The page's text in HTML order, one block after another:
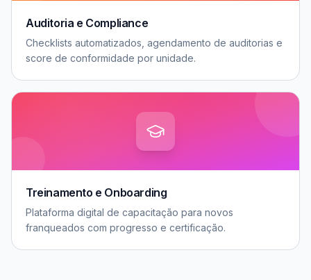
Auditoria e Compliance
Checklists automatizados, agendamento de auditorias e
score de conformidade por unidade.
Treinamento e Onboarding
Plataforma digital de capacitação para novos
franqueados com progresso e certificação.